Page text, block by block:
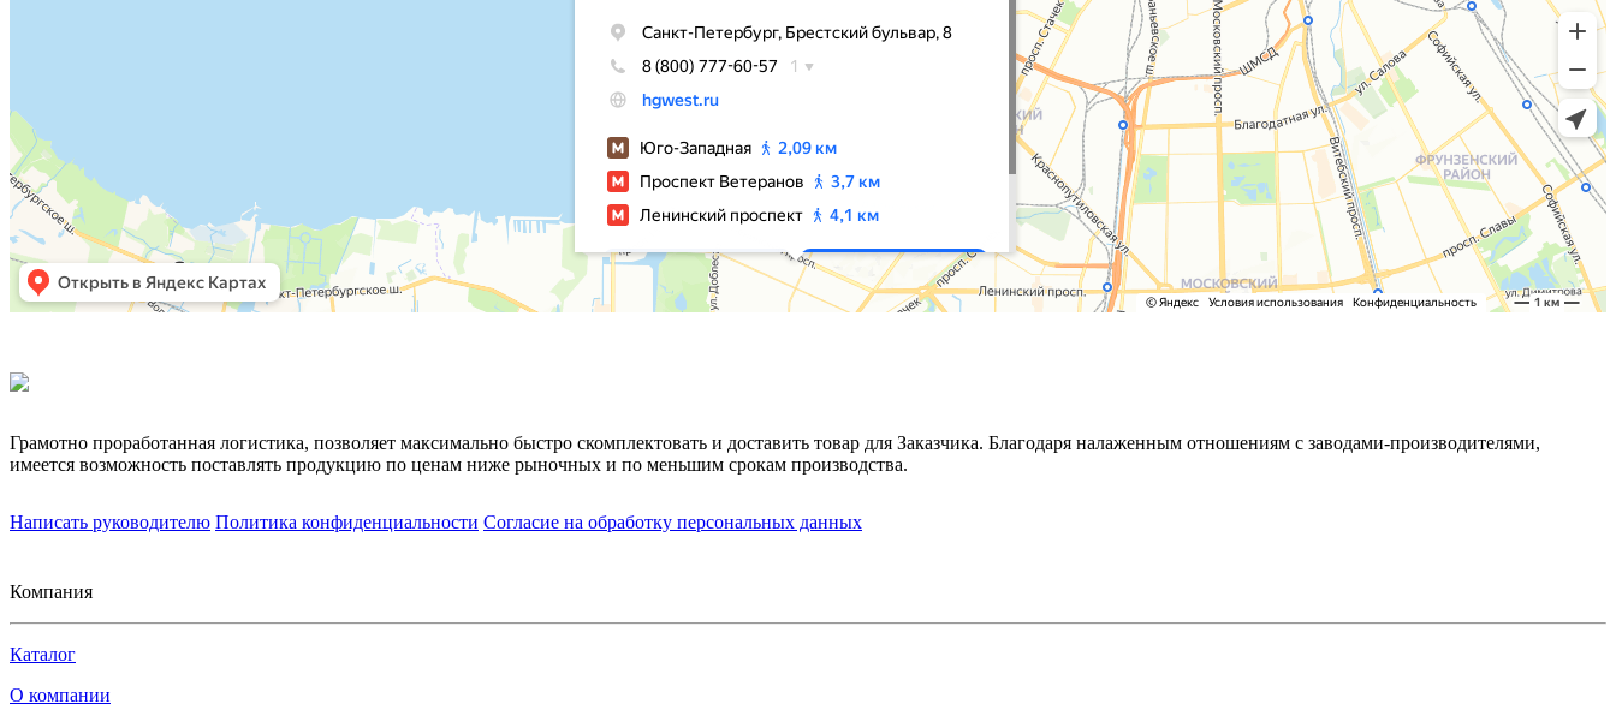
Грамотно проработанная логистика, позволяет максимально быстро скомплектовать и доставить товар для Заказчика. Благодаря налаженным отношениям с заводами-производителями,
имеется возможность поставлять продукцию по ценам ниже рыночных и по меньшим срокам производства.
Написать руководителю Политика конфиденциальности Согласие на обработку персональных данных
Компания
Каталог
О компании